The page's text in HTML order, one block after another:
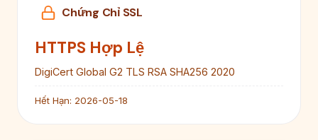
Chứng Chỉ SSL
HTTPS Hợp Lệ
DigiCert Global G2 TLS RSA SHA256 2020
Hết Hạn: 2026-05-18